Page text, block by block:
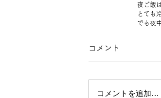
夜ご飯
とても
でも夜
コメント
コメントを追加…